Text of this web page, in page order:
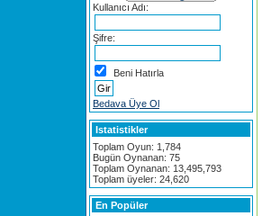
Kullanıcı Adı:
Şifre:
Beni Hatırla
Bedava Üye Ol
Istatistikler
Toplam Oyun: 1,784
Bugün Oynanan: 75
Toplam Oynanan: 13,495,793
Toplam üyeler: 24,620
En Popüler